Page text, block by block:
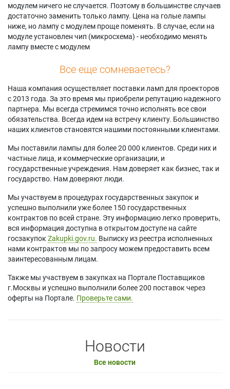
модулем ничего не случается. Поэтому в большинстве случаев
достаточно заменить только лампу. Цена на голые лампы
ниже, но лампу с модулем проще поменять. В случае, если на
модуле установлен чип (микросхема) - необходимо менять
лампу вместе с модулем
Все еще сомневаетесь?
Наша компания осуществляет поставки ламп для проекторов
с 2013 года. За это время мы приобрели репутацию надежного
партнера. Мы всегда стремимся точно исполнять все свои
обязательства. Всегда идем на встречу клиенту. Большинство
наших клиентов становятся нашими постоянными клиентами.
Мы поставили лампы для более 20 000 клиентов. Среди них и
частные лица, и коммерческие организации, и
государственные учреждения. Нам доверяет как бизнес, так и
государство. Нам доверяют люди.
Мы участвуем в процедурах государственных закупок и
успешно выполнили уже более 150 государственных
контрактов по всей стране. Эту информацию легко проверить,
вся информация доступна в открытом доступе на сайте
госзакупок Zakupki.gov.ru. Выписку из реестра исполненных
нами контрактов мы по запросу можем предоставить всем
заинтересованным лицам.
Также мы участвуем в закупках на Портале Поставщиков
г.Москвы и успешно выполнили более 200 поставок через
оферты на Портале. Проверьте сами.
Новости
Все новости